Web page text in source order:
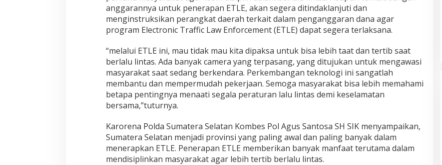
anggarannya untuk penerapan ETLE, akan segera ditindaklanjuti dan
menginstruksikan perangkat daerah terkait dalam penganggaran dana agar
program Electronic Traffic Law Enforcement (ETLE) dapat segera terlaksana.
“melalui ETLE ini, mau tidak mau kita dipaksa untuk bisa lebih taat dan tertib saat
berlalu lintas. Ada banyak camera yang terpasang, yang ditujukan untuk mengawasi
masyarakat saat sedang berkendara. Perkembangan teknologi ini sangatlah
membantu dan mempermudah pekerjaan. Semoga masyarakat bisa lebih memahami
betapa pentingnya menaati segala peraturan lalu lintas demi keselamatan
bersama,”tuturnya.
Karorena Polda Sumatera Selatan Kombes Pol Agus Santosa SH SIK menyampaikan,
Sumatera Selatan menjadi provinsi yang paling awal dan paling banyak dalam
menerapkan ETLE. Penerapan ETLE memberikan banyak manfaat terutama dalam
mendisiplinkan masyarakat agar lebih tertib berlalu lintas.